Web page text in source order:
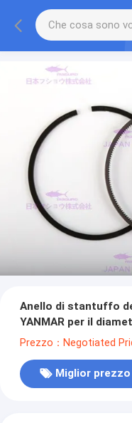
Anello di stantuffo
YANMAR per il
millimetri 129907-
Prezzo：Negotiated
Miglior prezzo